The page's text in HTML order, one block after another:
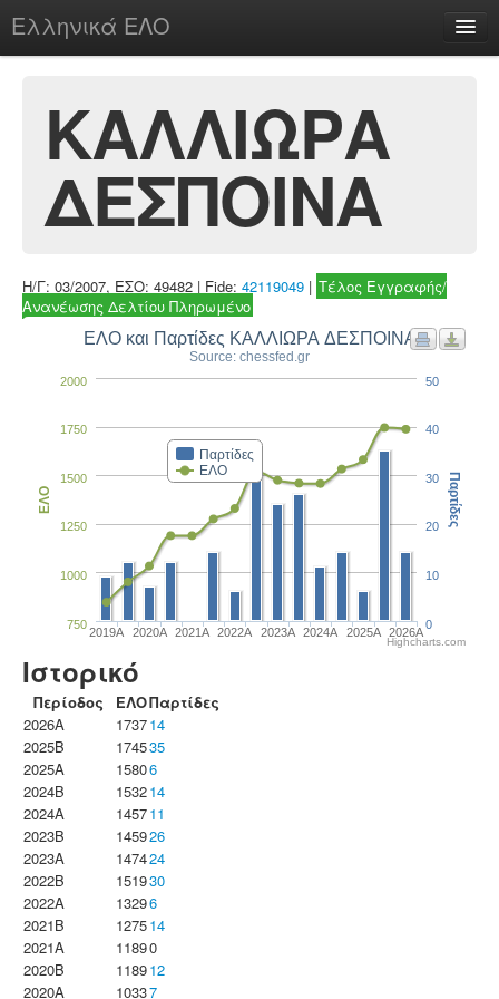
Ελληνικά ΕΛΟ
chesstu.be @ discord
Login
ΚΑΛΛΙΩΡΑ
ΔΕΣΠΟΙΝΑ
Η/Γ: 03/2007, ΕΣΟ: 49482 | Fide: 42119049 | Τέλος Εγγραφής/
Ανανέωσης Δελτίου Πληρωμένο
ΕΛΟ και Παρτίδες ΚΑΛΛΙΩΡΑ ΔΕΣΠΟΙΝΑ
Source: chessfed.gr
Παρτίδες
ΕΛΟ
2019A 2020A 2021A 2022A 2023Α 2024A 2025A 2026A
750
1000
1250
1500
1750
2000
ΕΛΟ
0
10
20
30
40
50
Παρτίδες
Highcharts.com
Ιστορικό
Περίοδος ΕΛΟΠαρτίδες
2026A
173714
2025B
174535
2025A
15806
2024B
153214
2024A
145711
2023B
145926
2023Α
147424
2022B
151930
2022A
13296
2021B
127514
2021A
11890
2020B
118912
2020A
10337